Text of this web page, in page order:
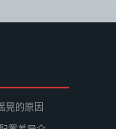
晃的原因